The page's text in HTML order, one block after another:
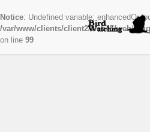
Notice: Undefined variable:
/var/www/clients/client2/web45/web/
on line 99